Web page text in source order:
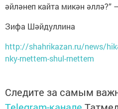
әйләнеп кайта микән әллә?”
Зифа Шәйдуллина
http://shahrikazan.ru/news/
nky-rnettem-shul-rnettem
Следите за самым